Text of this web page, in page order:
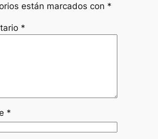
están marcados con *
*
*